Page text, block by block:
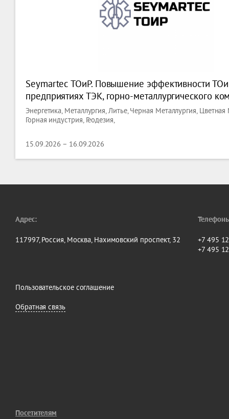
Seymartec ТОиР. Повышение эффективности
предприятиях ТЭК, горно-металлургического
машиностроения — 2026
Энергетика, Металлургия, Литье, Черная Металлургия, Цветная
Горная индустрия, Геодезия,
15.09.2026 – 16.09.2026
Адрес:
117997, Россия, Москва, Нахимовский проспект, 32
+7 495
+7 495
Пользовательское соглашение
Обратная связь
Посетителям